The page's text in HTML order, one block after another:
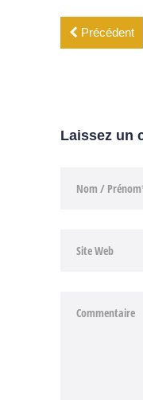
Précédent
Laissez un